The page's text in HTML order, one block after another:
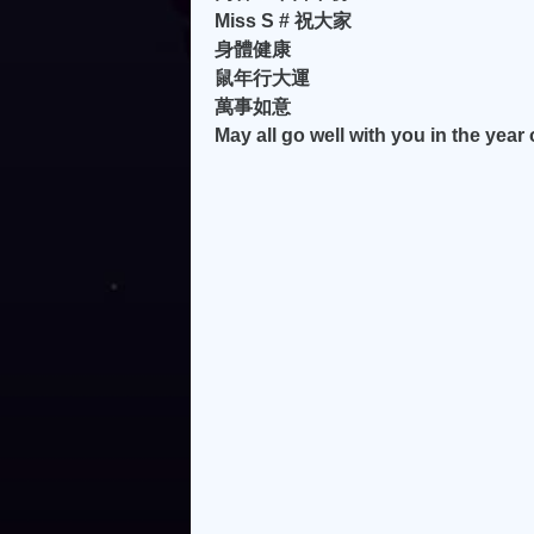
Miss S # 祝大家
身體健康
鼠年行大運
萬事如意
May all go well with you in the year